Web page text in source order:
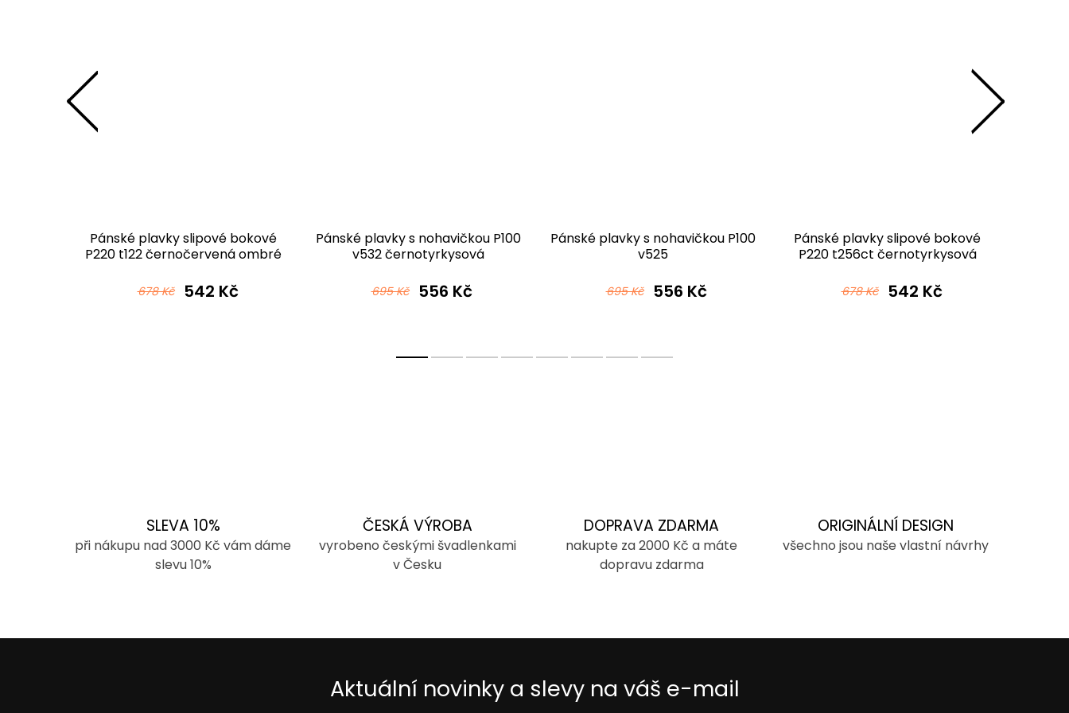
Pánské plavky slipové bokové
P220 t122 černočervená ombré
678 Kč 542 Kč
Pánské plavky s nohavičkou P100
v532 černotyrkysová
695 Kč 556 Kč
Pánské plavky s nohavičkou P100
v525
695 Kč 556 Kč
Pánské plavky slipové bokové
P220 t256ct černotyrkysová
678 Kč 542 Kč
SLEVA 10%
při nákupu nad 3000 Kč vám dáme
slevu 10%
ČESKÁ VÝROBA
vyrobeno českými švadlenkami
v Česku
DOPRAVA ZDARMA
nakupte za 2000 Kč a máte
dopravu zdarma
ORIGINÁLNÍ DESIGN
všechno jsou naše vlastní návrhy
Aktuální novinky a slevy na váš e-mail